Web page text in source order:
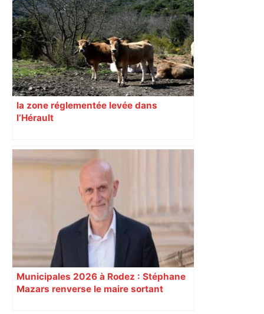
fréquentations du circuit" : Toulouse
est-elle la capitale du poker amateur –
ladepeche.fr
la zone réglementée levée dans
l’Hérault
Municipales 2026 à Rodez : Stéphane
Mazars renverse le maire sortant